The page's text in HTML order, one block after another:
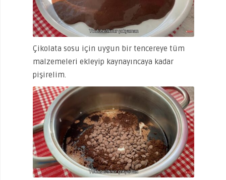
Çikolata sosu için uygun bir tencereye tüm
malzemeleri ekleyip kaynayıncaya kadar
pişirelim.